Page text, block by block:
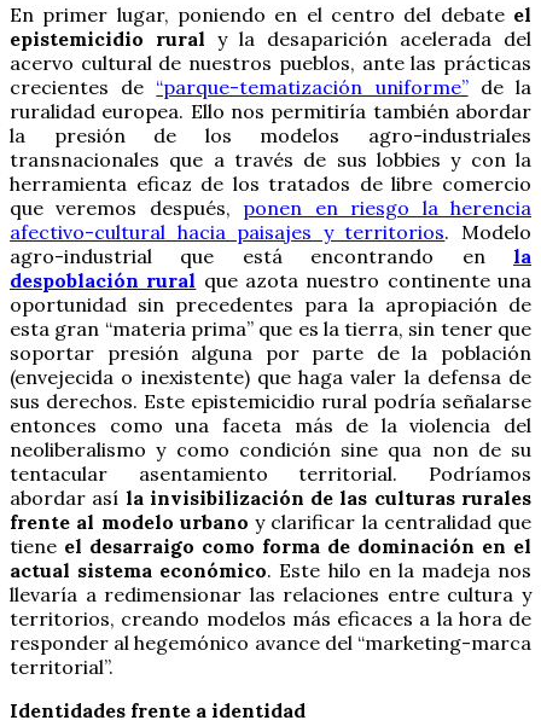
En primer lugar, poniendo en el centro del debate el
epistemicidio rural y la desaparición acelerada del
acervo cultural de nuestros pueblos, ante las prácticas
crecientes de “parque-tematización uniforme”de la
ruralidad europea. Ello nos permitiría también abordar
la presión de los modelos agro-industriales
transnacionales que a través de sus lobbies y con la
herramienta eficaz de los tratados de libre comercio
que veremos después, ponen en riesgo la herencia
afectivo-cultural hacia paisajes y territorios. Modelo
agro-industrial que está encontrando en la
despoblación rural que azota nuestro continente una
oportunidad sin precedentes para la apropiación de
esta gran “materia prima” que es la tierra, sin tener que
soportar presión alguna por parte de la población
(envejecida o inexistente) que haga valer la defensa de
sus derechos. Este epistemicidio rural podría señalarse
entonces como una faceta más de la violencia del
neoliberalismo y como condición sine qua non de su
tentacular asentamiento territorial. Podríamos
abordar así la invisibilización de las culturas rurales
frente al modelo urbano y clarificar la centralidad que
tiene el desarraigo como forma de dominación en el
actual sistema económico. Este hilo en la madeja nos
llevaría a redimensionar las relaciones entre cultura y
territorios, creando modelos más eficaces a la hora de
responder al hegemónico avance del “marketing-marca
territorial”.
Identidades frente a identidad